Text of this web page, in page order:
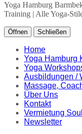
Yoga Hamburg
Training | Alle Yoga-
Öffnen Schließen
Home
Yoga Hamburg
Yoga
Ausbildungen /
Massage,
Über Uns
Kontakt
Vermietung
Newsletter